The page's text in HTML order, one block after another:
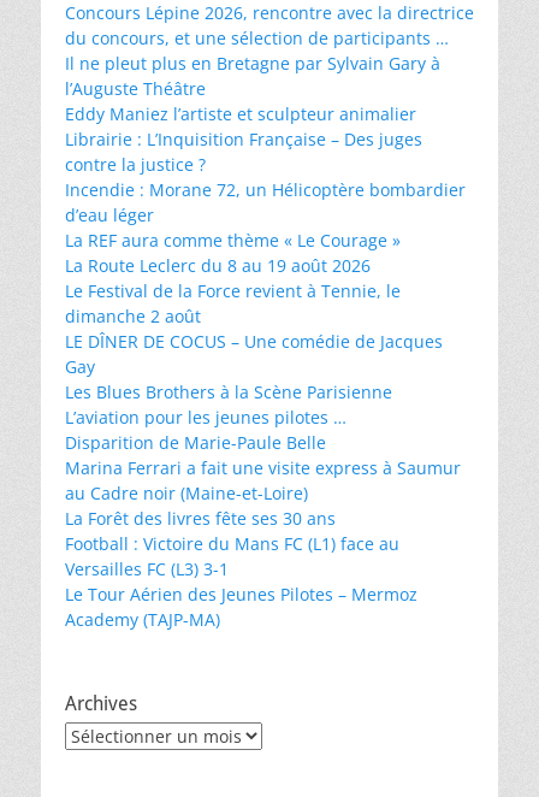
Concours Lépine 2026, rencontre avec la directrice
du concours, et une sélection de participants …
Il ne pleut plus en Bretagne par Sylvain Gary à
l’Auguste Théâtre
Eddy Maniez l’artiste et sculpteur animalier
Librairie : L’Inquisition Française – Des juges
contre la justice ?
Incendie : Morane 72, un Hélicoptère bombardier
d’eau léger
La REF aura comme thème « Le Courage »
La Route Leclerc du 8 au 19 août 2026
Le Festival de la Force revient à Tennie, le
dimanche 2 août
LE DÎNER DE COCUS – Une comédie de Jacques
Gay
Les Blues Brothers à la Scène Parisienne
L’aviation pour les jeunes pilotes …
Disparition de Marie-Paule Belle
Marina Ferrari a fait une visite express à Saumur
au Cadre noir (Maine-et-Loire)
La Forêt des livres fête ses 30 ans
Football : Victoire du Mans FC (L1) face au
Versailles FC (L3) 3-1
Le Tour Aérien des Jeunes Pilotes – Mermoz
Academy (TAJP-MA)
Archives
Archives